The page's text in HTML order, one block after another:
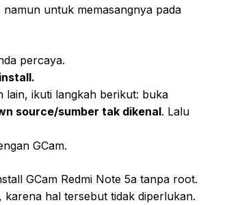
untuk memasangnya pada
percaya.
install.
lain, ikuti langkah berikut: buka
source/sumber tak dikenal. Lalu
GCam.
GCam Redmi Note 5a tanpa root.
hal tersebut tidak diperlukan.